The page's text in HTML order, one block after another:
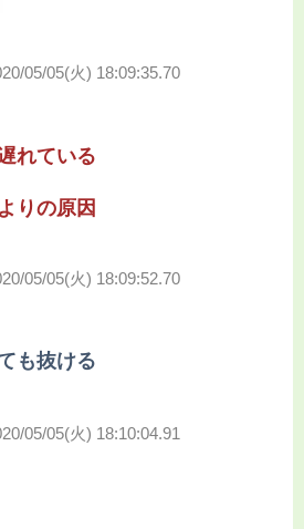
05/05(火) 18:09:35.70
れている
りの原因
05/05(火) 18:09:52.70
も抜ける
05/05(火) 18:10:04.91